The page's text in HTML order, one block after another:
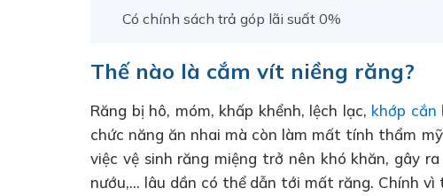
Có chính sách trả góp lãi suất 0%
Thế nào là cắm vít niềng răng?
Răng bị hô, móm, khấp khểnh, lệch lạc, khớp cắn
chức năng ăn nhai mà còn làm mất tính thẩm
việc vệ sinh răng miệng trở nên khó khăn, gây
nướu,… lâu dần có thể dẫn tới mất răng. Chính